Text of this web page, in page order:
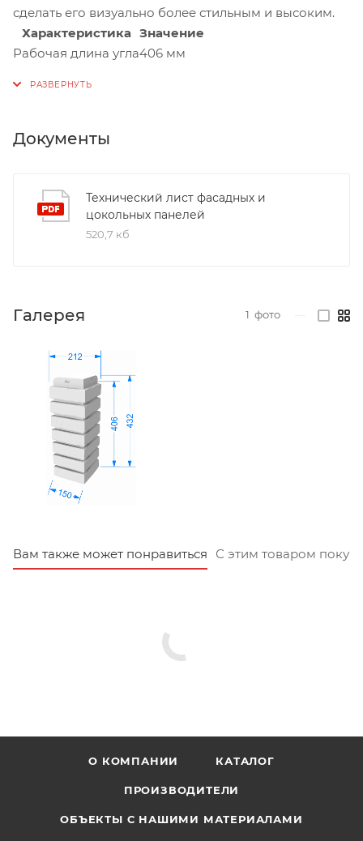
сделать его визуально более стильным и высоким.
Характеристика Значение
Рабочая длина угла406 мм
Документы
Технический лист фасадных и
цокольных панелей
520,7 кб
Галерея 1 фото
Вам также может понравиться С этим товаром
О КОМПАНИИ КАТАЛОГ
ПРОИЗВОДИТЕЛИ
ОБЪЕКТЫ С НАШИМИ МАТЕРИАЛАМИ